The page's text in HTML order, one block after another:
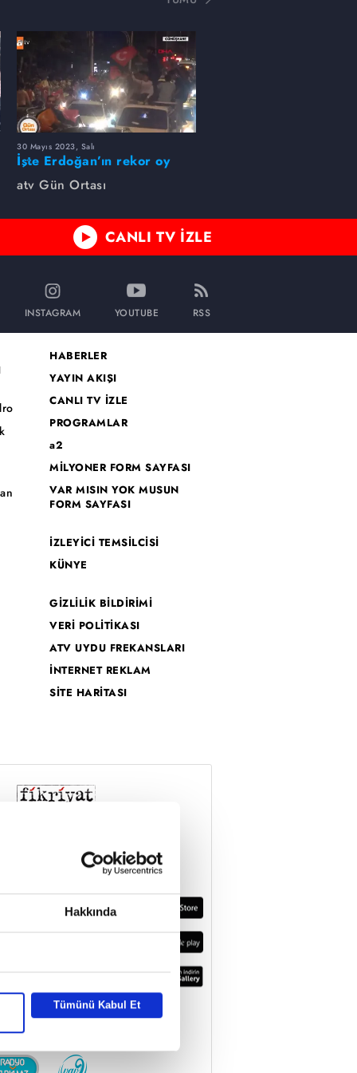
Hakkında
Tümünü Kabul Et
30 Mayıs 2023, Salı
İşte Erdoğan’ın rekor oy
aldığı kentler
atv Gün Ortası
CANLI TV İZLE
INSTAGRAM YOUTUBE RSS
HABERLER
YAYIN AKIŞI
CANLI TV İZLE
PROGRAMLAR
a2
MİLYONER FORM SAYFASI
VAR MISIN YOK MUSUN
FORM SAYFASI
İZLEYİCİ TEMSİLCİSİ
KÜNYE
GİZLİLİK BİLDİRİMİ
VERİ POLİTİKASI
ATV UYDU FREKANSLARI
İNTERNET REKLAM
SİTE HARİTASI